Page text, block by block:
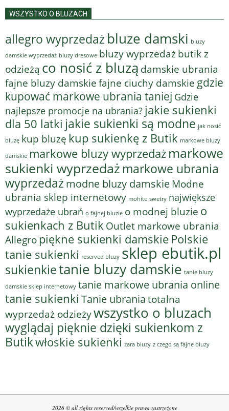
WSZYSTKO O BLUZACH
allegro wyprzedaż bluze damski bluzy
damskie wyprzedaż bluzy dresowe bluzy wyprzedaż butik z
odzieżą co nosić z bluzą damskie ubrania
fajne bluzy damskiefajne ciuchy damskie gdzie
kupować markowe ubrania taniej Gdzie
najlepsze promocje na ubrania? jakie sukienki
dla 50 latki jakie sukienki są modne jak nosić
bluzę kup bluzę kup sukienkę z Butik markowe bluzy
damskie markowe bluzy wyprzedaż markowe
sukienki wyprzedaż markowe ubrania
wyprzedaż modne bluzy damskie Modne
ubrania sklep internetowy mohito swetry największe
wyprzedaże ubrań o fajnej bluzie o modnej bluzie o
sukienkach z Butik Outlet markowe ubrania
Allegropiękne sukienki damskie Polskie
tanie sukienki reserved bluzy sklep ebutik.pl
sukienkietanie bluzy damskie tanie bluzy
damskie sklep internetowy tanie markowe ubrania online
tanie sukienki Tanie ubrania totalna
wyprzedaż odzieżywszystko o bluzach
wyglądaj pięknie dzięki sukienkom z
Butikwłoskie sukienki zara bluzy z czego są fajne bluzy
2026 © all rights reserved/wszelkie prawa zastrzeżone